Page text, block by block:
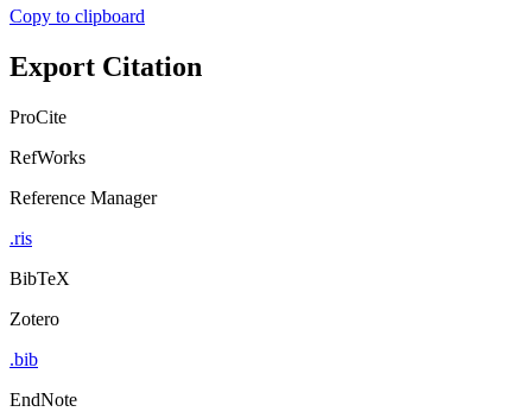
Copy to clipboard
Export Citation
ProCite
RefWorks
Reference Manager
.ris
BibTeX
Zotero
.bib
EndNote